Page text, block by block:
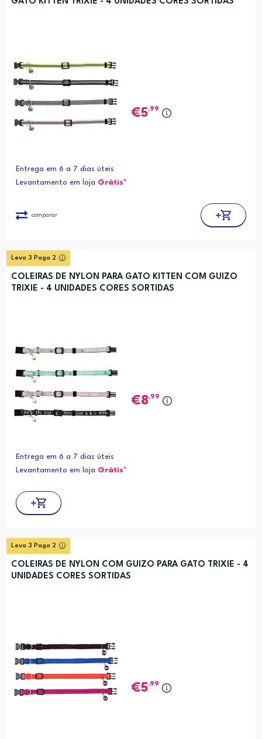
5,99
Entrega em 6 a 7 dias úteis
Levantamento em loja Grátis*
comparar
Leva 3 Paga 2
COLEIRAS DE NYLON PARA GATO KITTEN COM GUIZO
TRIXIE - 4 UNIDADES CORES SORTIDAS
8,99
Entrega em 6 a 7 dias úteis
Levantamento em loja Grátis*
Leva 3 Paga 2
COLEIRAS DE NYLON COM GUIZO PARA GATO TRIXIE - 4
UNIDADES CORES SORTIDAS
5,99